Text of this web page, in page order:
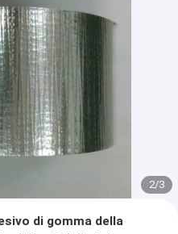
2/3
di gomma della